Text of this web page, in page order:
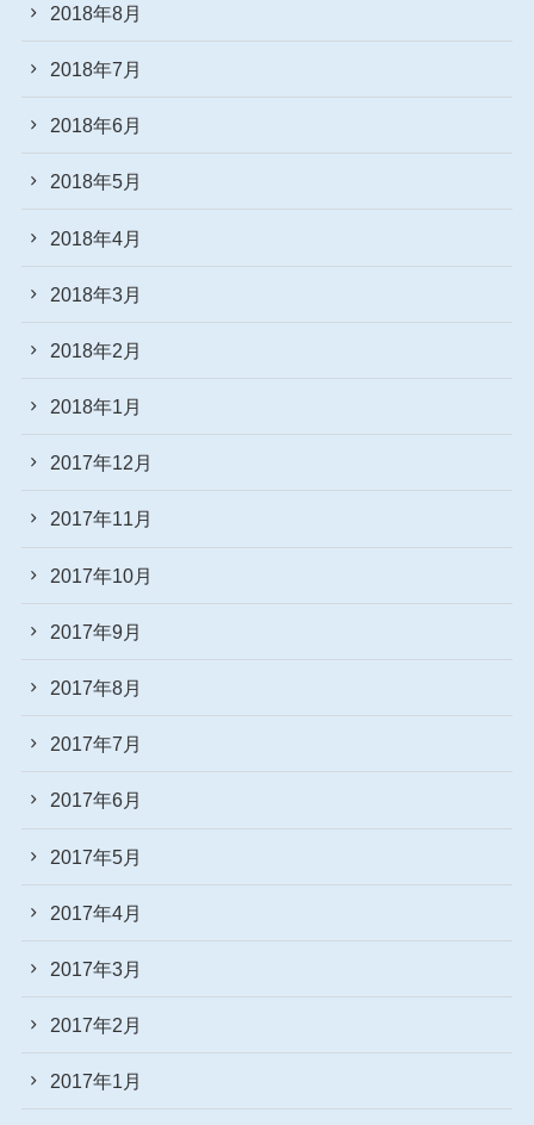
2018年8月
2018年7月
2018年6月
2018年5月
2018年4月
2018年3月
2018年2月
2018年1月
2017年12月
2017年11月
2017年10月
2017年9月
2017年8月
2017年7月
2017年6月
2017年5月
2017年4月
2017年3月
2017年2月
2017年1月